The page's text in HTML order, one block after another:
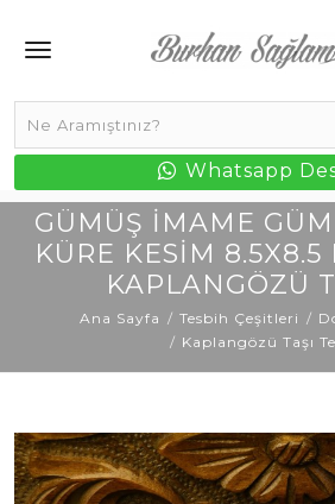
Whatsapp
GÜMÜŞ İMAME
KÜRE KESIM
KAPLANGÖZÜ
Ana Sayfa Tesbih Çeşitleri
Kaplangözü Taşı